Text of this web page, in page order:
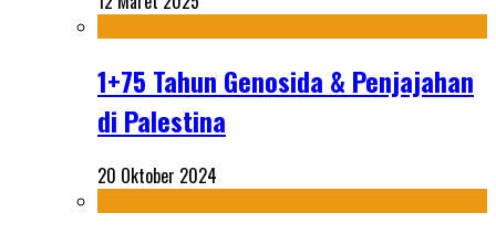
1+75 Tahun Genosida & Penjajahan
di Palestina
20 Oktober 2024